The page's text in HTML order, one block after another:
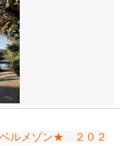
ルメゾン★ ２０２